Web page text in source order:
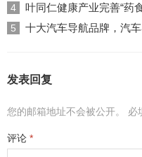
4 叶同仁健康产业完善“药
5 十大汽车导航品牌，汽
发表回复
您的邮箱地址不会被公开。 必
评论 *